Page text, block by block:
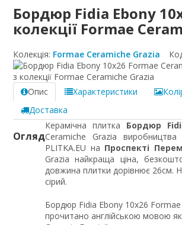
Бордюр Fidia Ebony
колекції Formae
Колекція: Formae Ceramiche Grazia
Опис Характеристики
Доставка
Огляд
Керамічна плитка Бордюр
Ceramiche Grazia
PLITKA.EU на Проспекті
Grazia найкраща ціна,
довжина плитки дорівнює 26см.
сірий.
Бордюр Fidia Ebony 10x26
прочитано англійською мовою як